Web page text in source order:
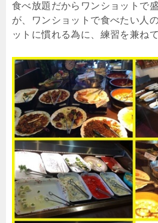
食べ放題だからワンショットで
が、ワンショットで食べたい人
ットに慣れる為に、練習を兼ね